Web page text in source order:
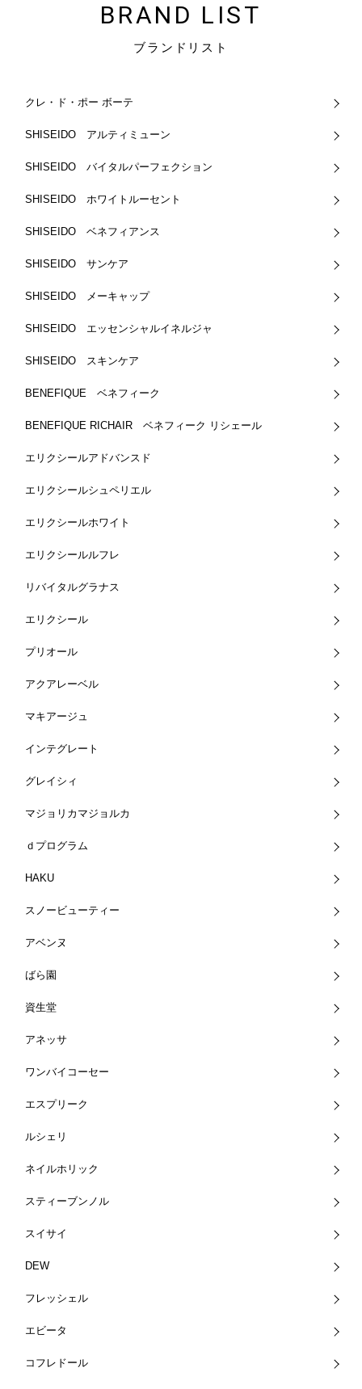
BRAND LIST
ブランドリスト
クレ・ド・ポー ボーテ
SHISEIDO アルティミューン
SHISEIDO バイタルパーフェクション
SHISEIDO ホワイトルーセント
SHISEIDO ベネフィアンス
SHISEIDO サンケア
SHISEIDO メーキャップ
SHISEIDO エッセンシャルイネルジャ
SHISEIDO スキンケア
BENEFIQUE ベネフィーク
BENEFIQUE RICHAIR ベネフィーク リシェール
エリクシールアドバンスド
エリクシールシュペリエル
エリクシールホワイト
エリクシールルフレ
リバイタルグラナス
エリクシール
プリオール
アクアレーベル
マキアージュ
インテグレート
グレイシィ
マジョリカマジョルカ
ｄプログラム
HAKU
スノービューティー
アベンヌ
ばら園
資生堂
アネッサ
ワンバイコーセー
エスプリーク
ルシェリ
ネイルホリック
スティーブンノル
スイサイ
DEW
フレッシェル
エビータ
コフレドール